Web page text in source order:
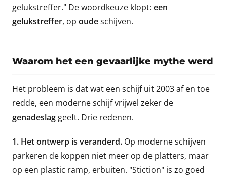
gelukstreffer." De woordkeuze klopt: een
gelukstreffer, op oudeschijven.
Waarom het een gevaarlijke mythe werd
Het probleem is dat wat een schijf uit 2003 af en toe
redde, een moderne schijf vrijwel zeker de
genadeslag geeft. Drie redenen.
1. Het ontwerp is veranderd. Op moderne schijven
parkeren de koppen niet meer op de platters, maar
op een plastic ramp, erbuiten. "Stiction" is zo goed